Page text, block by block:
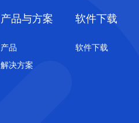
产品与方案
产品
解决方案
软件下载
软件下载